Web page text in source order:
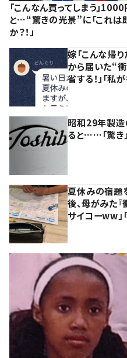
「こんなん買ってしまう」
と…“驚きの光景”に「これは
か？！」
嫁「こんな帰
から届いた“
省する！」「私
昭和29年製造
ると……「驚き
夏休みの宿題
後、母がみた
サイコーww」